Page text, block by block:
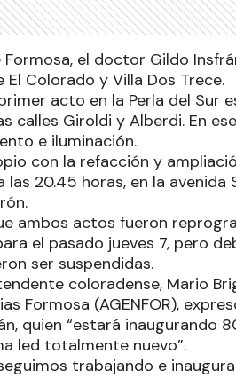
el doctor Gildo
El Colorado y Villa Dos Trece.
acto en la Perla del Sur
calles Giroldi y Alberdi. En
e iluminación.
con la refacción y
las 20.45 horas, en la
ambos actos fueron
el pasado jueves 7, pero
ser suspendidas.
coloradense, Mario
Formosa (AGENFOR),
quien “estará
led totalmente nuevo”.
trabajando e